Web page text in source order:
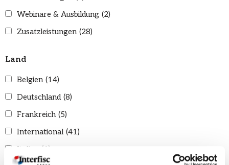
Webinare & Ausbildung (2)
Zusatzleistungen (28)
Land
Belgien (14)
Deutschland (8)
Frankreich (5)
International (41)
Italien
(1)